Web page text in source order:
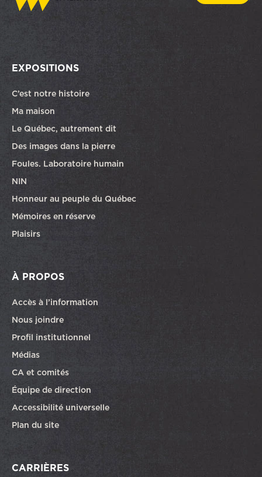
EXPOSITIONS
C’est notre histoire
Ma maison
Le Québec, autrement dit
Des images dans la pierre
Foules. Laboratoire humain
NIN
Honneur au peuple du Québec
Mémoires en réserve
Plaisirs
À PROPOS
Accès à l’information
Nous joindre
Profil institutionnel
Médias
CA et comités
Équipe de direction
Accessibilité universelle
Plan du site
CARRIÈRES